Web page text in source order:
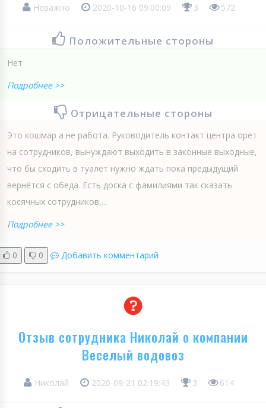
Неважно 2020-10-16 09:00:09 3 572
Положительные стороны
Нет
Подробнее >>
Отрицательные стороны
Это кошмар а не работа. Руководитель контакт центра орёт
на сотрудников, вынуждают выходить в законные выходные,
что бы сходить в туалет нужно ждать пока предыдущий
вернётся с обеда. Есть доска с фамилиями так сказать
косячных сотрудников,...
Подробнее >>
0 0 Добавить комментарий
Отзыв сотрудника Николай о компании
Веселый водовоз
Николай 2020-09-21 02:19:43 3 614